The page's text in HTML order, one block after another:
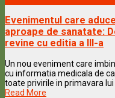
Evenimentul care
aproape de sanatate:
revine cu editia a III-a
Un nou eveniment care
cu informatia medicala de
toate privirile in primavara lui
Read More